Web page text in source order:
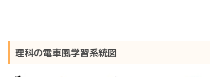
理科の電車風学習系統図